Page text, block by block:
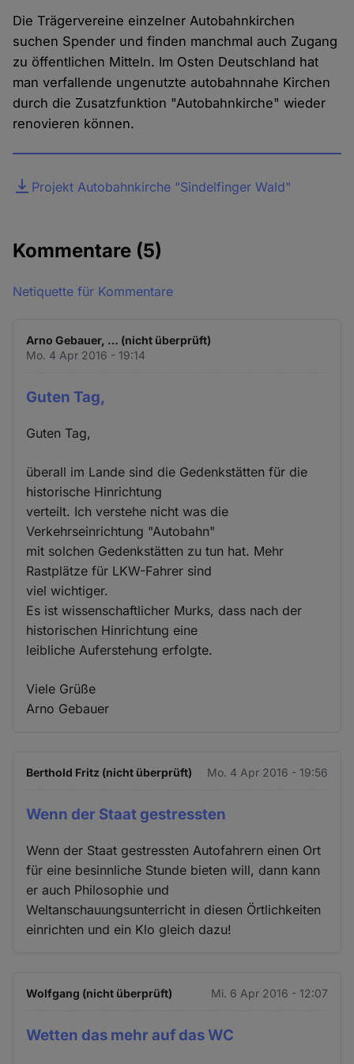
Die Trägervereine einzelner Autobahnkirchen
suchen Spender und finden manchmal auch Zugang
zu öffentlichen Mitteln. Im Osten Deutschland hat
man verfallende ungenutzte autobahnnahe Kirchen
durch die Zusatzfunktion "Autobahnkirche" wieder
renovieren können.
DateiProjekt Autobahnkirche "Sindelfinger Wald"
Kommentare (5)
Netiquette für Kommentare
Arno Gebauer, … (nicht überprüft)
Mo. 4 Apr 2016 - 19:14
Guten Tag,
Guten Tag,
überall im Lande sind die Gedenkstätten für die
historische Hinrichtung
verteilt. Ich verstehe nicht was die
Verkehrseinrichtung "Autobahn"
mit solchen Gedenkstätten zu tun hat. Mehr
Rastplätze für LKW-Fahrer sind
viel wichtiger.
Es ist wissenschaftlicher Murks, dass nach der
historischen Hinrichtung eine
leibliche Auferstehung erfolgte.
Viele Grüße
Arno Gebauer
Berthold Fritz (nicht überprüft) Mo. 4 Apr 2016 - 19:56
Wenn der Staat gestressten
Wenn der Staat gestressten Autofahrern einen Ort
für eine besinnliche Stunde bieten will, dann kann
er auch Philosophie und
Weltanschauungsunterricht in diesen Örtlichkeiten
einrichten und ein Klo gleich dazu!
Wolfgang (nicht überprüft) Mi. 6 Apr 2016 - 12:07
Wetten das mehr auf das WC